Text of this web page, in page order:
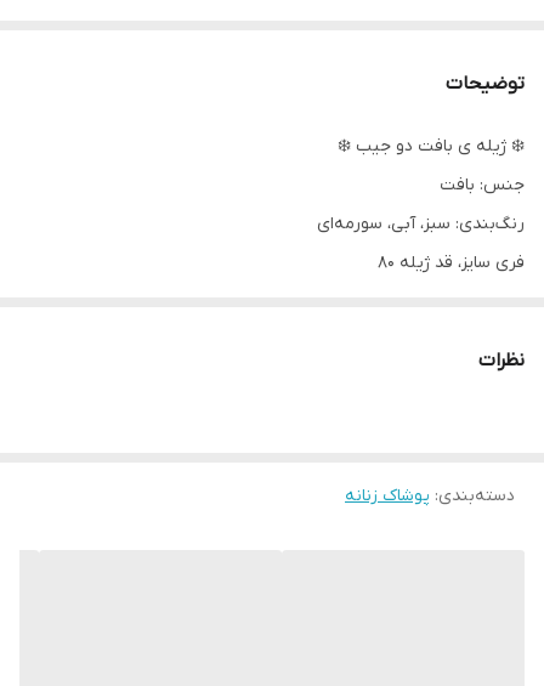
توضیحات
❄️ ژیله ی بافت دو جیب ❄️
جنس: بافت
رنگ‌بندی: سبز، آبی، سورمه‌ای
فری سایز، قد ژیله ۸۰
نظرات
دسته‌بندی: پوشاک زنانه